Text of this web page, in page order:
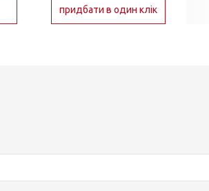
придбати в один клік